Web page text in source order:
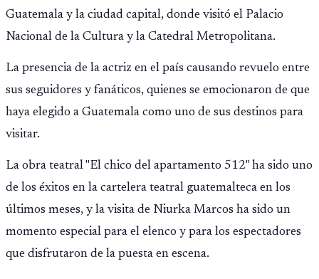
Guatemala y la ciudad capital, donde visitó el Palacio
Nacional de la Cultura y la Catedral Metropolitana.
La presencia de la actriz en el país causando revuelo entre
sus seguidores y fanáticos, quienes se emocionaron de que
haya elegido a Guatemala como uno de sus destinos para
visitar.
La obra teatral "El chico del apartamento 512" ha sido uno
de los éxitos en la cartelera teatral guatemalteca en los
últimos meses, y la visita de Niurka Marcos ha sido un
momento especial para el elenco y para los espectadores
que disfrutaron de la puesta en escena.